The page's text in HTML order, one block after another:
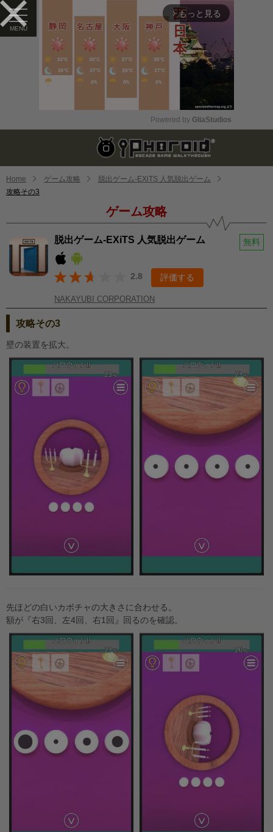
arrow_forward_ios もっと見る
Mute
Powered by GliaStudios
Home ゲーム攻略
脱出ゲーム-EXiTS 人気脱出ゲーム
攻略その3
ゲーム攻略
脱出ゲーム-EXiTS 人気脱出ゲーム 無料
2.8 評価する
NAKAYUBI CORPORATION
攻略その3
壁の装置を拡大。
先ほどの白いカボチャの大きさに合わせる。
額が『右3回、左4回、右1回』回るのを確認。